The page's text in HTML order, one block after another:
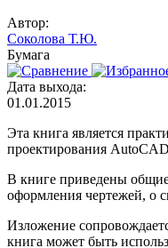
Автор:
Соколова Т.Ю.
Бумага
Дата выхода:
01.01.2015
Эта книга является
проектирования
В книге приведены
оформления чертежей, о
Изложение
книга может быть